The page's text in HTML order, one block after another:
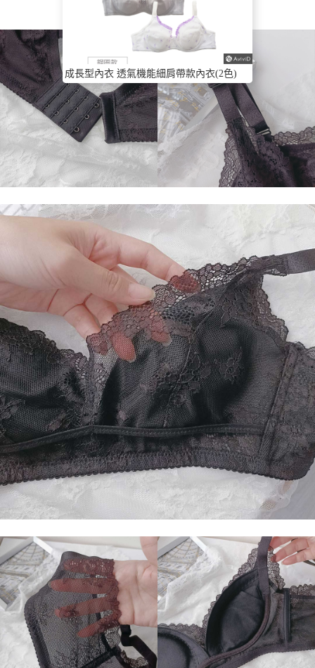
成長型內衣 透氣機能細肩帶款內衣(2色)